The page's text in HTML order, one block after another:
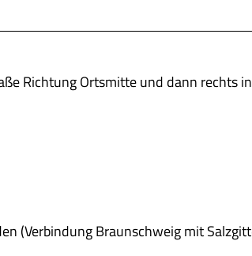
Richtung Ortsmitte und dann rechts
(Verbindung Braunschweig mit